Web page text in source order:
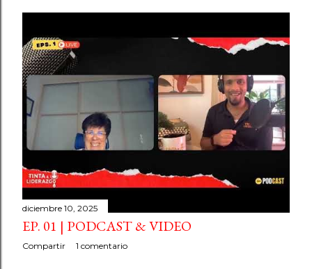
nuestra comunidad creativa en crecimiento. Recibir una
artístico y cultural. Cada entrevista será publicada en
nuestro blog y difundida en nuestras plataformas
digitales, impulsando la proyección de los creadores y el
diálogo alrededor del arte, la identidad, la memoria y la
creatividad contemporánea. Tu arte también cuenta una
historia. Tu mirada también deja huella. Importante:
esta iniciativa es 100% gratuita. ...
diciembre 10, 2025
EP. 01 | PODCAST & VIDEO
Compartir 1 comentario